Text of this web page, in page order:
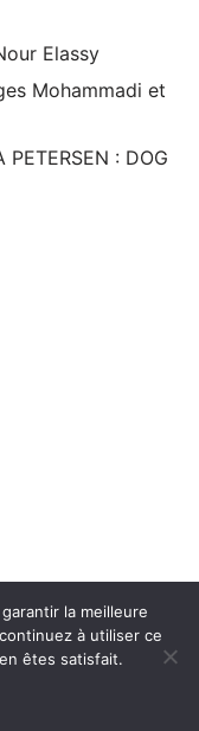
Elassy
Mohammadi et
: DOG
la meilleure
à utiliser ce
êtes satisfait.